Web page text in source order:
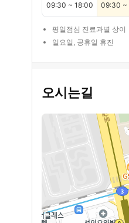
09:30 ~ 18:00 09:30 ~
평일점심 진료과별 상이
일요일, 공휴일 휴진
오시는길